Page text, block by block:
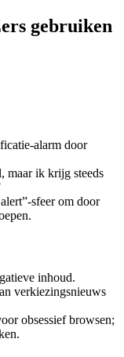
gebruiken
alarm door
maar ik krijg steeds
sfeer om door
inhoud.
verkiezingsnieuws
obsessief browsen;